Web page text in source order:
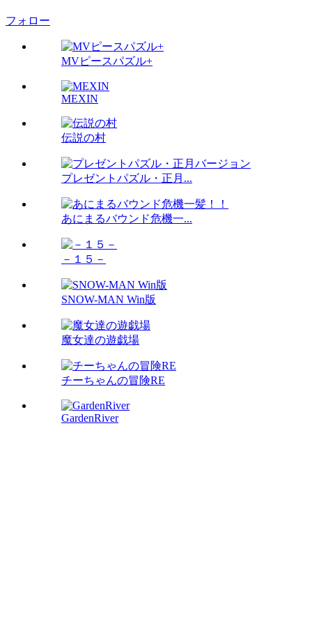
フォロー
MVピースパズル+
MEXIN
伝説の村
プレゼントパズル・正月...
あにまるバウンド危機一...
－１５－
SNOW-MAN Win版
魔女達の遊戯場
チーちゃんの冒険RE
GardenRiver